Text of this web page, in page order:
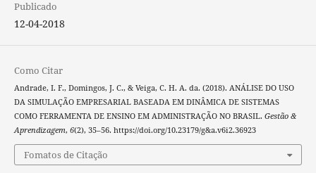
Publicado
12-04-2018
Como Citar
Andrade, I. F., Domingos, J. C., & Veiga, C. H. A. da. (2018). ANÁLISE DO USO
DA SIMULAÇÃO EMPRESARIAL BASEADA EM DINÂMICA DE SISTEMAS
COMO FERRAMENTA DE ENSINO EM ADMINISTRAÇÃO NO BRASIL. Gestão &
Aprendizagem, 6(2), 35–56. https://doi.org/10.23179/g&a.v6i2.36923
Fomatos de Citação